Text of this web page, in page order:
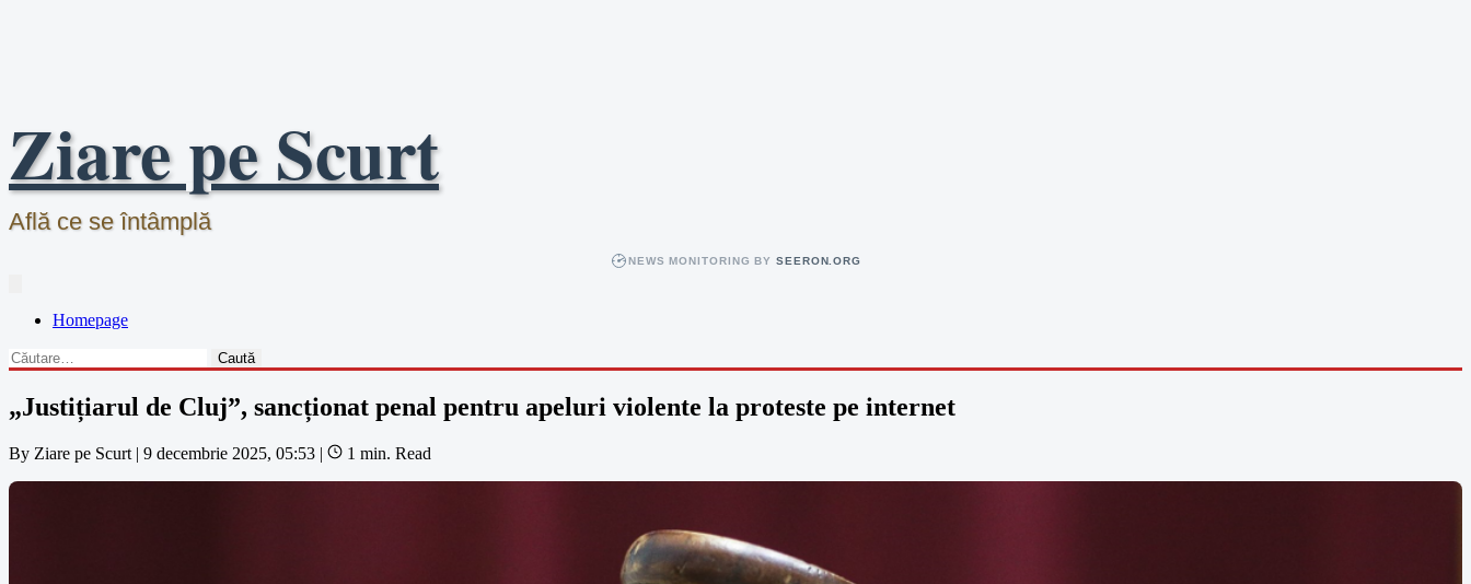
Ziare pe Scurt
Află ce se întâmplă
NEWS MONITORING BYSEERON.ORG
Homepage
Caută
după:
„Justițiarul de Cluj”, sancționat penal pentru apeluri violente la proteste pe internet
By Ziare pe Scurt | 9 decembrie 2025, 05:53 | 1 min. Read